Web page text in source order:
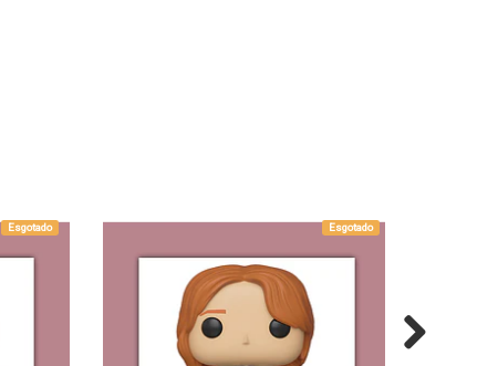
Esgotado Esgotado